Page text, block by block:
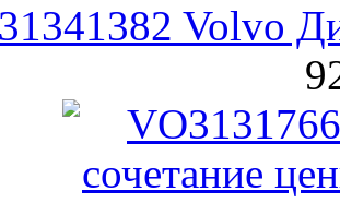
31341382 Volvo